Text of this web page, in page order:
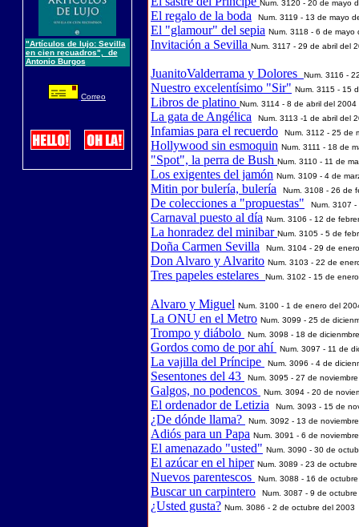
"Artículos de lujo: Sevilla
en cien recuadros", de
Antonio Burgos
Correo
Num. 3120 - 20 de mayo
El regalo de la boda Num. 3119 - 13 de mayo
El "glamour" del sepia Num. 3118 - 6 de mayo
Invitación a Sevilla Num. 3117 - 29 de abril del
JuanitoValderrama y Dolores Num. 3116 -
Nuestro excelentísimo "Sir" Num. 3115 - 15 d
Libros de platino Num. 3114 - 8 de abril del 2004
La gata de Angélica Num. 3113 -1 de abril del
Infamias para el recuerdo Num. 3112 - 25 de
Hollywood sin esmoquin Num. 3111 - 18 de
"Spot", la perra de Bush Num. 3110 - 11 de
Los exigentes del jamón Num. 3109 - 4 de
Mitin por bulería, bulería Num. 3108 - 26 de
De colecciones a "propuestas" Num. 3107 -
Carnaval puesto al día Num. 3106 - 12 de
La honradez del minibar Num. 3105 - 5 de
Doña Carmen Sevilla Num. 3104 - 29 de enero
Don Alvaro y Alvarito Num. 3103 - 22 de
Tres papeles estelares Num. 3102 - 15 de enero
Alvaro y Miguel Num. 3100 - 1 de enero del 200
La ONU en el Metro Num. 3099 - 25 de
Trompo y diábolo Num. 3098 - 18 de
Gordos como de por ahí Num. 3097 - 11 de
La vajilla del Príncipe Num. 3096 - 4 de
Sesentones del 43 Num. 3095 - 27 de
Galgos, no podencos Num. 3094 - 20 de
El ordenador de Letizia Num. 3093 - 15 de
¿De dónde llama? Num. 3092 - 13 de
Adiós para un Papa Num. 3091 - 6 de
El amenazado "usted" Num. 3090 - 30 de
El azúcar en el hiper Num. 3089 - 23 de
Nuevos parentescos Num. 3088 - 16 de
Buscar un carpintero Num. 3087 - 9 de
¿Usted gusta? Num. 3086 - 2 de octubre del 2003